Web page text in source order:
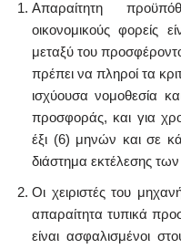
Απαραίτητη
οικονομικούς φορείς
μεταξύ του
πρέπει να πληροί τα
ισχύουσα νομοθεσία
προσφοράς, και για
έξι (6) μηνών και σε
διάστημα εκτέλεσης
Οι χειριστές του
απαραίτητα τυπικά
είναι ασφαλισμένοι